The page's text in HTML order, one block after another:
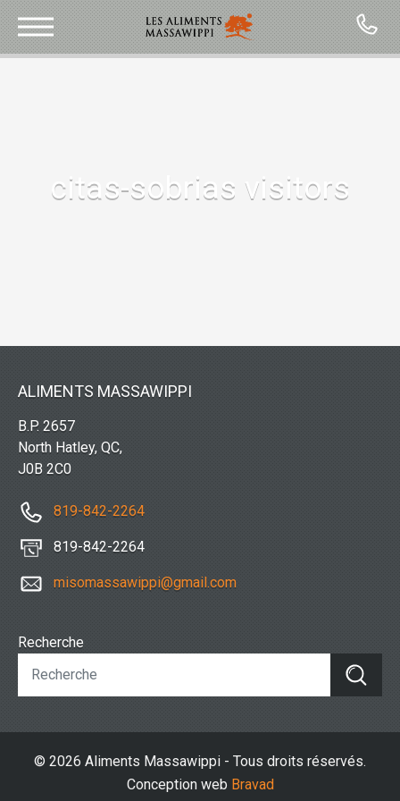
CONTACT
citas-sobrias visitors
ALIMENTS MASSAWIPPI
B.P. 2657
North Hatley, QC,
J0B 2C0
819-842-2264
819-842-2264
misomassawippi@gmail.com
Recherche
© 2026 Aliments Massawippi - Tous droits réservés.
Conception web Bravad